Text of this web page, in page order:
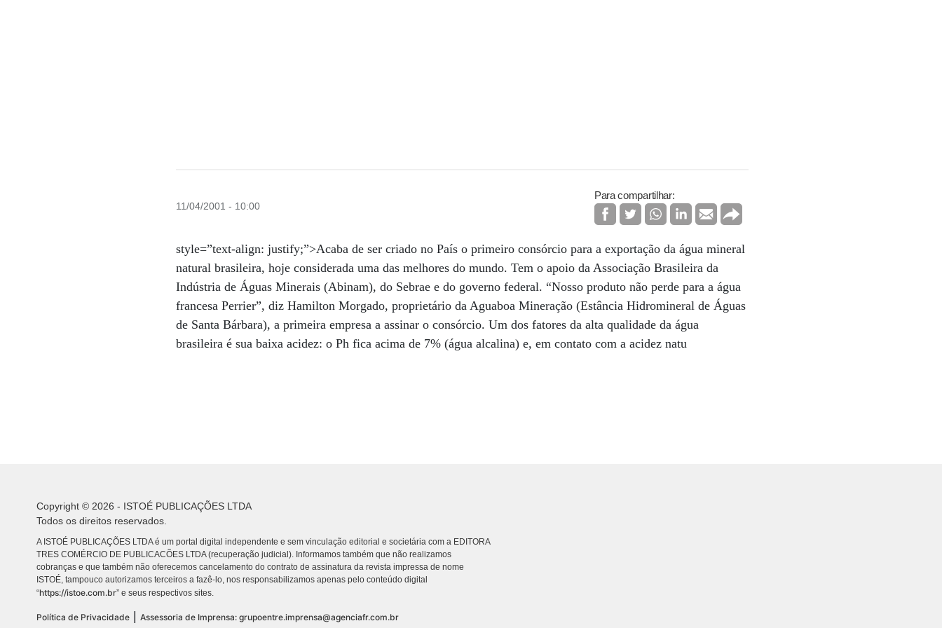
11/04/2001 - 10:00
Para compartilhar:
style=”text-align: justify;”>Acaba de ser criado no País o primeiro consórcio para a exportação da água mineral
natural brasileira, hoje considerada uma das melhores do mundo. Tem o apoio da Associação Brasileira da
Indústria de Águas Minerais (Abinam), do Sebrae e do governo federal. “Nosso produto não perde para a água
francesa Perrier”, diz Hamilton Morgado, proprietário da Aguaboa Mineração (Estância Hidromineral de Águas
de Santa Bárbara), a primeira empresa a assinar o consórcio. Um dos fatores da alta qualidade da água
brasileira é sua baixa acidez: o Ph fica acima de 7% (água alcalina) e, em contato com a acidez natu
Copyright © 2026 - ISTOÉ PUBLICAÇÕES LTDA
Todos os direitos reservados.
A ISTOÉ PUBLICAÇÕES LTDA é um portal digital independente e sem vinculação editorial e societária com a EDITORA
TRES COMÉRCIO DE PUBLICACÕES LTDA (recuperação judicial). Informamos também que não realizamos
cobranças e que também não oferecemos cancelamento do contrato de assinatura da revista impressa de nome
ISTOÉ, tampouco autorizamos terceiros a fazê-lo, nos responsabilizamos apenas pelo conteúdo digital
“https://istoe.com.br” e seus respectivos sites.
Política de Privacidade Assessoria de Imprensa: grupoentre.imprensa@agenciafr.com.br